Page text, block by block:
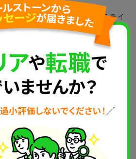
した仮想環境を作ると、異なるライ
：PyTorch 1.8と2.0）が共存できま
、